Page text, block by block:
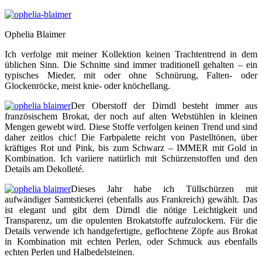
Ophelia Blaimer
Ich verfolge mit meiner Kollektion keinen Trachtentrend in dem
üblichen Sinn. Die Schnitte sind immer traditionell gehalten – ein
typisches Mieder, mit oder ohne Schnürung, Falten- oder
Glockenröcke, meist knie- oder knöchellang.
Der Oberstoff der Dirndl besteht immer aus
französischem Brokat, der noch auf alten Webstühlen in kleinen
Mengen gewebt wird. Diese Stoffe verfolgen keinen Trend und sind
daher zeitlos chic! Die Farbpalette reicht von Pastelltönen, über
kräftiges Rot und Pink, bis zum Schwarz – IMMER mit Gold in
Kombination. Ich variiere natürlich mit Schürzenstoffen und den
Details am Dekolleté.
Dieses Jahr habe ich Tüllschürzen mit
aufwändiger Samtstickerei (ebenfalls aus Frankreich) gewählt. Das
ist elegant und gibt dem Dirndl die nötige Leichtigkeit und
Transparenz, um die opulenten Brokatstoffe aufzulockern. Für die
Details verwende ich handgefertigte, geflochtene Zöpfe aus Brokat
in Kombination mit echten Perlen, oder Schmuck aus ebenfalls
echten Perlen und Halbedelsteinen.